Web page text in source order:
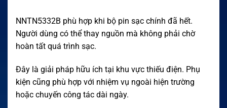
NNTN5332B phù hợp khi bộ pin sạc chính đã hết.
Người dùng có thể thay nguồn mà không phải chờ
hoàn tất quá trình sạc.
Đây là giải pháp hữu ích tại khu vực thiếu điện. Phụ
kiện cũng phù hợp với nhiệm vụ ngoài hiện trường
hoặc chuyến công tác dài ngày.